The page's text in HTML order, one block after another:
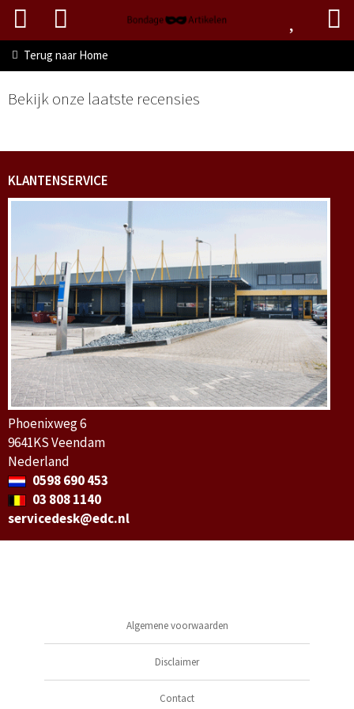
Terug naar Home
Bekijk onze laatste recensies
KLANTENSERVICE
Phoenixweg 6
9641KS Veendam
Nederland
0598 690 453
03 808 1140
servicedesk@edc.nl
Algemene voorwaarden
Disclaimer
Contact